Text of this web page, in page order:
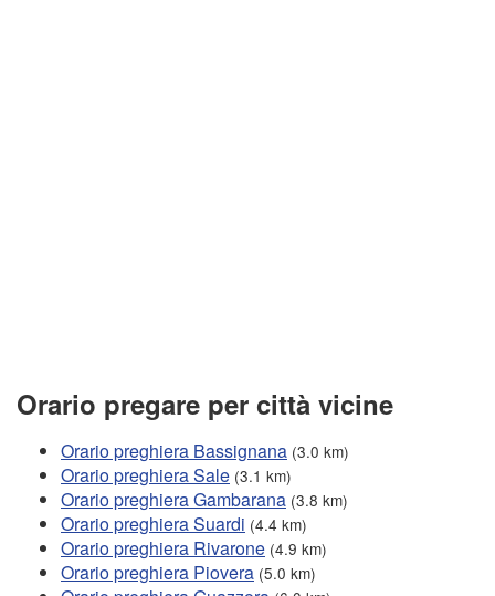
Orario pregare per città vicine
Orario preghiera Bassignana (3.0 km)
Orario preghiera Sale (3.1 km)
Orario preghiera Gambarana (3.8 km)
Orario preghiera Suardi (4.4 km)
Orario preghiera Rivarone (4.9 km)
Orario preghiera Piovera (5.0 km)